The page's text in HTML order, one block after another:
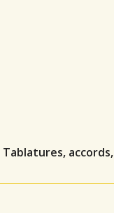
Tablatures, accords,